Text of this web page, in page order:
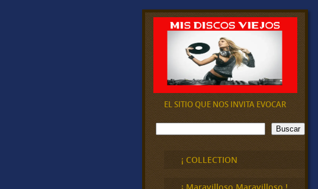
EL SITIO QUE NOS INVITA EVOCAR
B
u
Buscar
¡ COLLECTION